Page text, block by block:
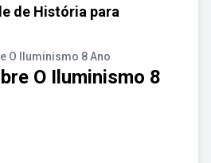
de História para
O Iluminismo 8 Ano
O Iluminismo 8